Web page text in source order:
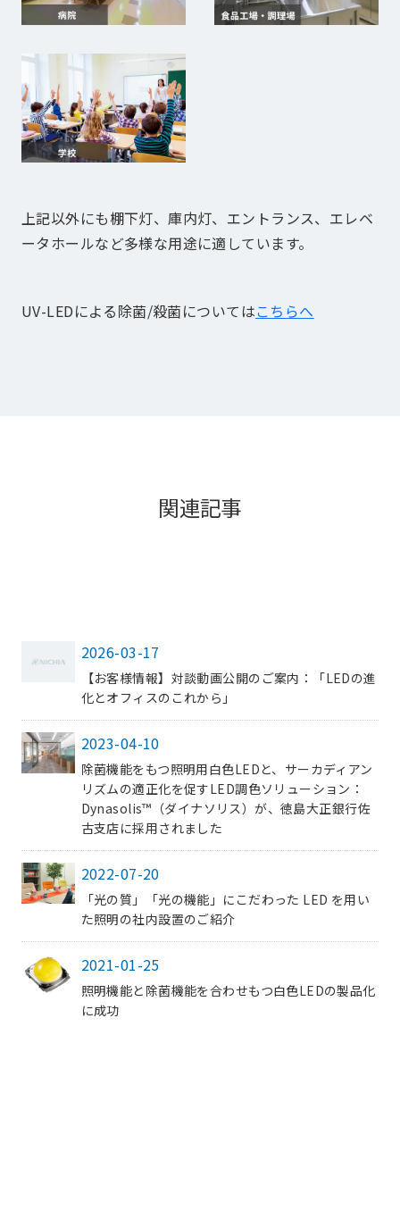
上記以外にも棚下灯、庫内灯、エントランス、エレベ
ータホールなど多様な用途に適しています。
UV-LEDによる除菌/殺菌についてはこちらへ
関連記事
2026-03-17
【お客様情報】対談動画公開のご案内：「LEDの進
化とオフィスのこれから」
2023-04-10
除菌機能をもつ照明用白色LEDと、サーカディアン
リズムの適正化を促すLED調色ソリューション：
Dynasolis™（ダイナソリス）が、徳島大正銀行佐
古支店に採用されました
2022-07-20
「光の質」「光の機能」にこだわった LED を用い
た照明の社内設置のご紹介
2021-01-25
照明機能と除菌機能を合わせもつ白色LEDの製品化
に成功